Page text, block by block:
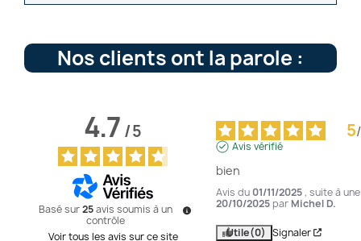
Nos clients ont la parole :
4.7/5
Basé sur25avis soumis à un
contrôle
Voir tous les avis sur ce site
5/
Avis vérifié
bien
Avis du 01/11/2025, suite à
20/10/2025 par Michel D.
Utile(0) Signaler